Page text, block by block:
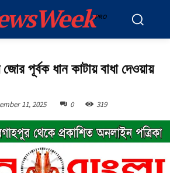
PRO
পূর্বক ধান কাটায় বাধা দেওয়ায়
11, 2025 0 319